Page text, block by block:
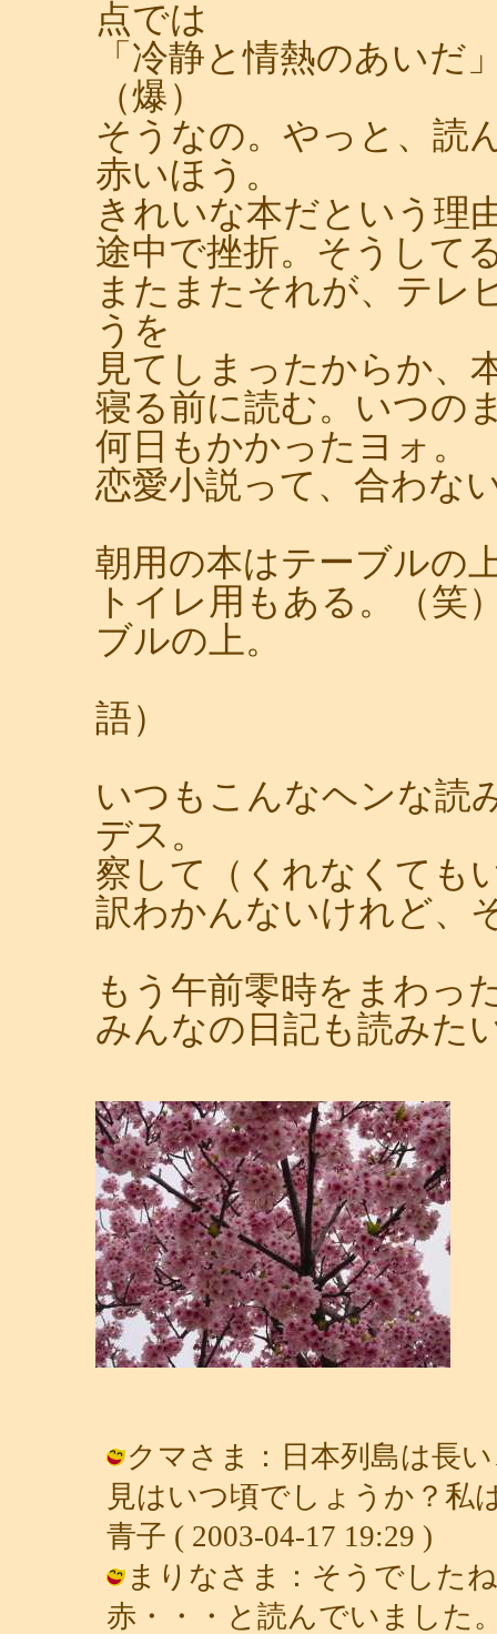
点では
「冷静と情熱のあいだ
（爆）
そうなの。やっと、読
赤いほう。
きれいな本だという理
途中で挫折。そうして
またまたそれが、テレ
うを
見てしまったからか、
寝る前に読む。いつの
何日もかかったヨォ。
恋愛小説って、合わな
朝用の本はテーブルの
トイレ用もある。（笑
ブルの上。
語）
いつもこんなヘンな読
デス。
察して（くれなくても
訳わかんないけれど、
もう午前零時をまわっ
みんなの日記も読みた
クマさま：日本列島は長
見はいつ頃でしょうか？私
青子 ( 2003-04-17 19:29 )
まりなさま：そうでした
赤・・・と読んでいました